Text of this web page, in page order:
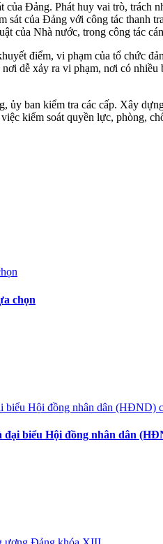
Đảng. Phát huy vai trò, trách
của Đảng với công tác thanh
của Nhà nước, trong công tác
điểm, vi phạm của tổ chức
dễ xảy ra vi phạm, nơi có
ban kiểm tra các cấp. Xây
kiểm soát quyền lực, phòng,
chọn
biểu Hội đồng nhân dân